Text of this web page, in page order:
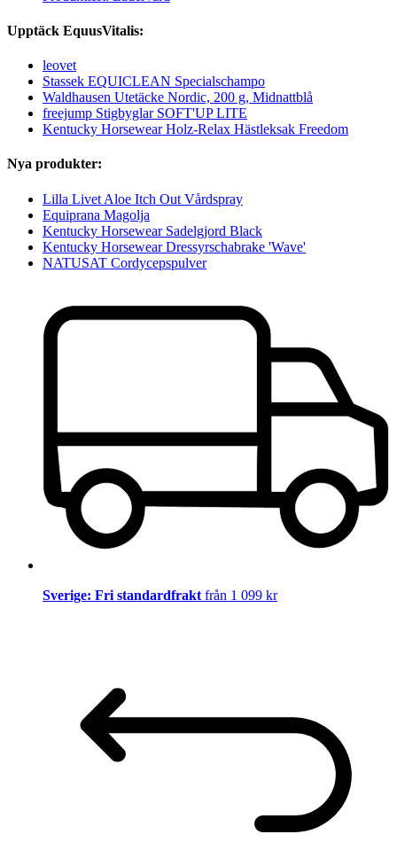
Upptäck EquusVitalis:
leovet
Stassek EQUICLEAN Specialschampo
Waldhausen Utetäcke Nordic, 200 g, Midnattblå
freejump Stigbyglar SOFT'UP LITE
Kentucky Horsewear Holz-Relax Hästleksak Freedom
Nya produkter:
Lilla Livet Aloe Itch Out Vårdspray
Equiprana Magolja
Kentucky Horsewear Sadelgjord Black
Kentucky Horsewear Dressyrschabrake 'Wave'
NATUSAT Cordycepspulver
Sverige: Fri standardfrakt från 1 099 kr